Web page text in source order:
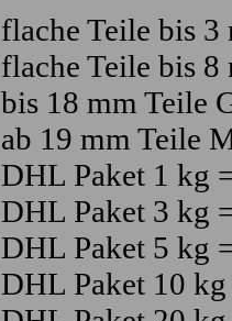
flache Teile bis
flache Teile bis
bis 18 mm Teile
ab 19 mm Teile
DHL Paket 1 kg
DHL Paket 3 kg
DHL Paket 5 kg
DHL Paket 10